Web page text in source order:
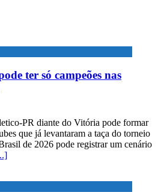
ter só campeões nas
PR diante do Vitória pode formar
que já levantaram a taça do torneio
de 2026 pode registrar um cenário